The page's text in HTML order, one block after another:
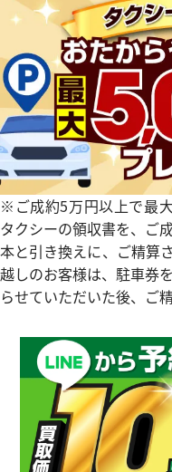
イデイト 228239A 10P
格
日時点の参考買取価格
イデイト 228349RBR
※ご成約5万円以上で最
タクシーの領収書を、ご
本と引き換えに、ご精算
越しのお客様は、駐車券
らせていただいた後、ご